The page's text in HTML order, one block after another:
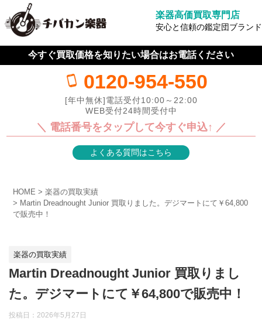
楽器高価買取専門店
安心と信頼の鑑定団ブランド
今すぐ買取価格を知りたい場合はお電話ください
0120-954-550
[年中無休]電話受付10:00～22:00
WEB受付24時間受付中
＼ 電話番号をタップして今すぐ申込↑ ／
よくある質問はこちら
HOME
楽器の買取実績
Martin Dreadnought Junior 買取りました。デジマートにて￥64,800
で販売中！
楽器の買取実績
Martin Dreadnought Junior 買取りまし
た。デジマートにて￥64,800で販売中！
投稿日：2026年5月27日